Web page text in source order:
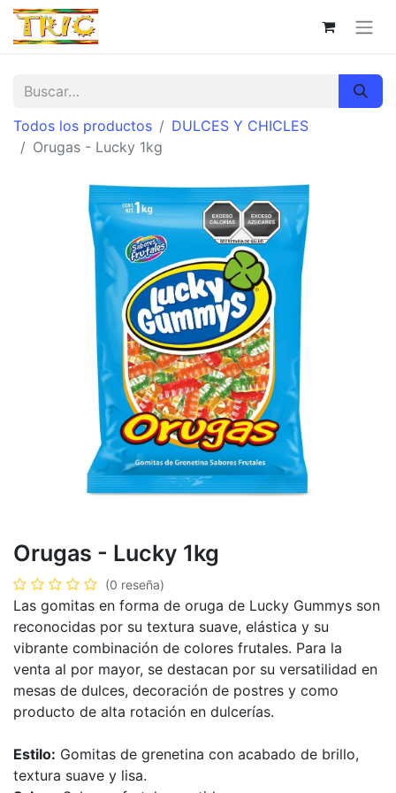
Todos los productos
DULCES Y CHICLES
Orugas - Lucky 1kg
Orugas - Lucky 1kg
(0 reseña)
Las gomitas en forma de oruga de Lucky Gummys son
reconocidas por su textura suave, elástica y su
vibrante combinación de colores frutales. Para la
venta al por mayor, se destacan por su versatilidad en
mesas de dulces, decoración de postres y como
producto de alta rotación en dulcerías.
Estilo: Gomitas de grenetina con acabado de brillo,
textura suave y lisa.